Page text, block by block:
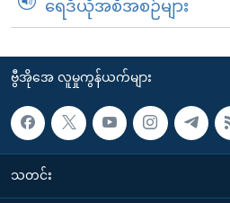
ရေဒီယိုအစီအစဉ်များ
ဗွီအိုအေ လူမှုကွန်ယက်များ
သတင်း